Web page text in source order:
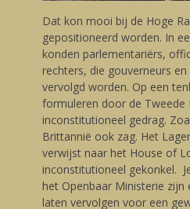
Dat kon mooi bij de Hoge
gepositioneerd worden. In
konden parlementariërs,
rechters, die gouverneurs
vervolgd worden. Op een
formuleren door de Tweede
inconstitutioneel gedrag.
Brittannië ook zag. Het
verwijst naar het House of
inconstitutioneel gekonkel.
het Openbaar Ministerie zijn
laten vervolgen voor een